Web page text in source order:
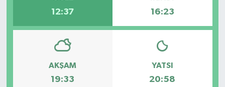
12:37 16:23
AKŞAM
19:33
YATSI
20:58